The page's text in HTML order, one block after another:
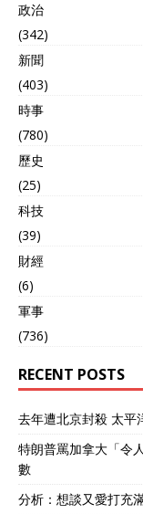
政治
(342)
新聞
(403)
時事
(780)
歷史
(25)
科技
(39)
財經
(6)
軍事
(736)
RECENT POSTS
去年遭北京封殺 太平
特朗普罵加拿大「令
數
分析：想談又愛打充